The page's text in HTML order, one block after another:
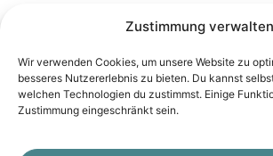
Zustimmung verwalten
Wir verwenden Cookies, um unsere Website zu
besseres Nutzererlebnis zu bieten. Du kannst
welchen Technologien du zustimmst. Einige
Zustimmung eingeschränkt sein.
Kundenkonto
Unsere Kontaktdaten
E-Mail: